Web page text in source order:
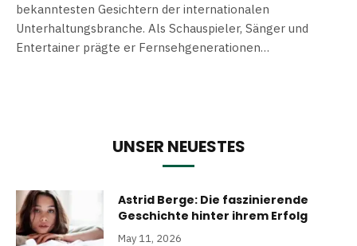
bekanntesten Gesichtern der internationalen
Unterhaltungsbranche. Als Schauspieler, Sänger und
Entertainer prägte er Fernsehgenerationen…
UNSER NEUESTES
Astrid Berge: Die faszinierende
Geschichte hinter ihrem Erfolg
May 11, 2026